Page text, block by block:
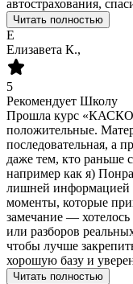
автострахования,
Читать полностью
Е
Елизавета К.,
5
Рекомендует Школу
Прошла курс
положительные.
последовательная, а
даже тем, кто раньше
например как я)
лишней информацией
моменты, которые
замечание —
или разборов
чтобы лучше
хорошую базу и
Читать полностью